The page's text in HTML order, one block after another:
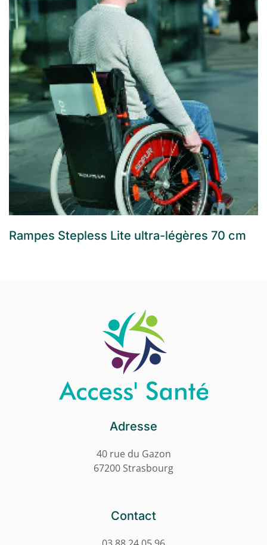
Rampes Stepless Lite ultra-légères 70 cm
Adresse
40 rue du Gazon
67200 Strasbourg
Contact